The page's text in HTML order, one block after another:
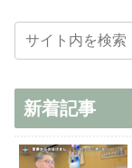
新着記事